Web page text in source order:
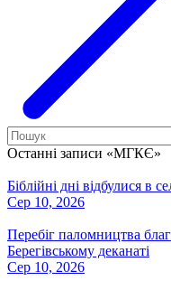
Останні записи «МГКЄ»
Біблійні дні відбулися в
Сер 10, 2026
Перебіг паломництва
Берегівському деканаті
Сер 10, 2026